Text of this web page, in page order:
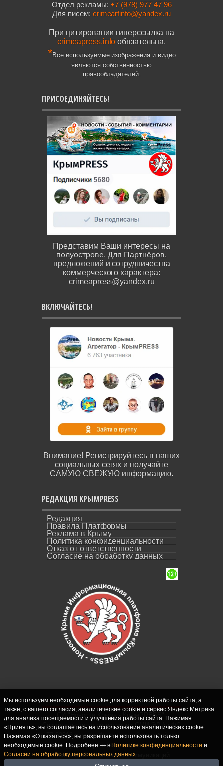
Отдел рекламы: +7 (978) 977 47 96
Для писем: crimearfinfo@yandex.ru
При цитировании гиперссылка на
crimeapress.info обязательна.
*Все используемые изображения и видео
являются собственностью
правообладателей.
ПРИСОЕДИНЯЙТЕСЬ!
Представим Ваши интересы на
полуострове. Для Партнёров,
предложений и сотрудничества
коммерческого характера:
crimeapress@yandex.ru
ВКЛЮЧАЙТЕСЬ!
Внимание! Регистрируйтесь в наших
социальных сетях и получайте
САМУЮ СВЕЖУЮ информацию.
РЕДАКЦИЯ КРЫМPRESS
Редакция
Правила Платформы
Реклама в Крыму
Политика конфиденциальности
Отказ от ответственности
Согласие на обработку данных
СИ "Новости Крыма - КрымPRESS".
Свидетельство о регистрации СМИ ЭЛ № ФС
77-62916 выдано Федеральной службой по
надзору в сфере связи, информационных
технологий и массовых коммуникаций
(Роскомнадзор) 10.09.2015. Учредитель и
Мы используем необходимые cookie для корректной работы сайта, а
также, с вашего согласия, аналитические cookie и сервис Яндекс.Метрика
для анализа посещаемости и улучшения работы сайта. Нажимая
«Принять», вы соглашаетесь на использование аналитических cookie.
Нажимая «Отказаться», вы разрешаете использовать только
необходимые cookie. Подробнее — в Политике конфиденциальности и
Согласии на обработку персональных данных.